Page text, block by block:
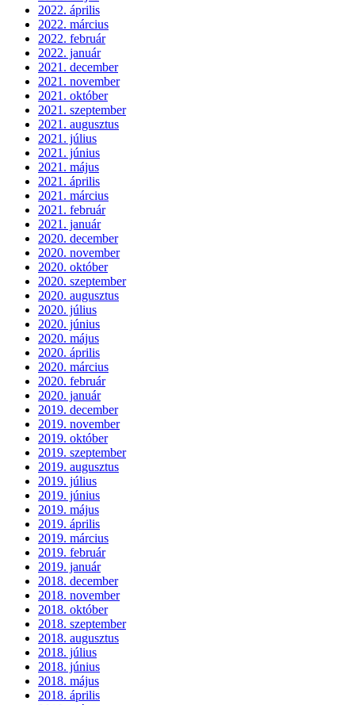
2022. április
2022. március
2022. február
2022. január
2021. december
2021. november
2021. október
2021. szeptember
2021. augusztus
2021. július
2021. június
2021. május
2021. április
2021. március
2021. február
2021. január
2020. december
2020. november
2020. október
2020. szeptember
2020. augusztus
2020. július
2020. június
2020. május
2020. április
2020. március
2020. február
2020. január
2019. december
2019. november
2019. október
2019. szeptember
2019. augusztus
2019. július
2019. június
2019. május
2019. április
2019. március
2019. február
2019. január
2018. december
2018. november
2018. október
2018. szeptember
2018. augusztus
2018. július
2018. június
2018. május
2018. április